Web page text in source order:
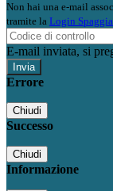
Non hai una e-mail
tramite la Login
E-mail inviata, si
Errore
Chiudi
Successo
Chiudi
Informazione